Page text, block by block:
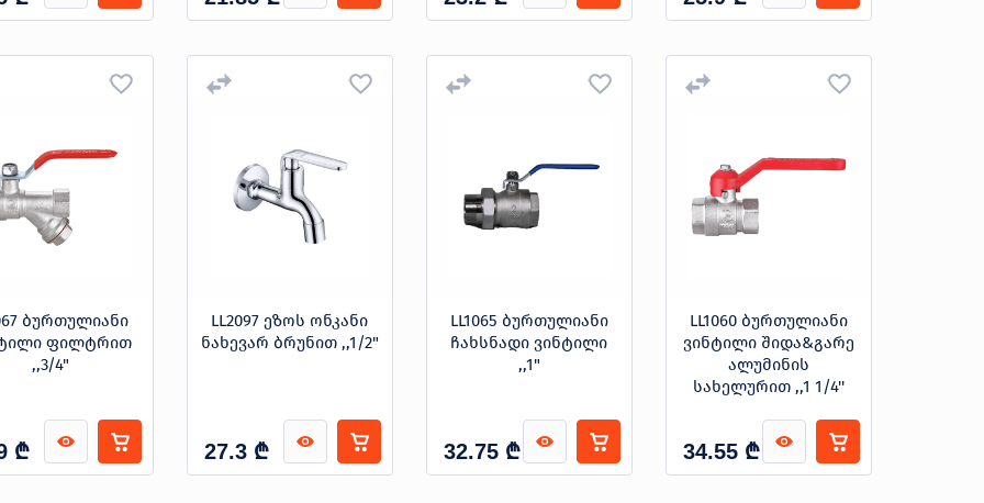
ბურთულიანი
ფილტრით
,,3/4"
₾
LL2097 ეზოს ონკანი
ნახევარ ბრუნით ,,1/2"
27.3 ₾
LL1065 ბურთულიანი
ჩახსნადი ვინტილი
,,1"
32.75 ₾
LL1060 ბურთულიანი
ვინტილი შიდა&გარე
ალუმინის
სახელურით ,,1 1/4''
34.55 ₾